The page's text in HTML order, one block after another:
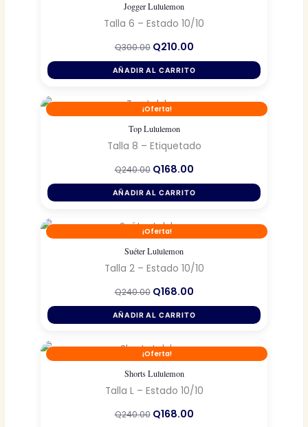
Jogger Lululemon
Talla 6 – Estado 10/10
Q300.00 El
original
era:
Q210.00El
actual
es:
AÑADIR AL CARRITO
¡Oferta!
Top Lululemon
Talla 8 – Etiquetado
Q240.00 El
original
era:
Q168.00El
actual
es:
AÑADIR AL CARRITO
¡Oferta!
Suéter Lululemon
Talla 2 – Estado 10/10
Q240.00 El
original
era:
Q168.00El
actual
es:
AÑADIR AL CARRITO
¡Oferta!
Shorts Lululemon
Talla L – Estado 10/10
Q240.00 El
Q168.00El